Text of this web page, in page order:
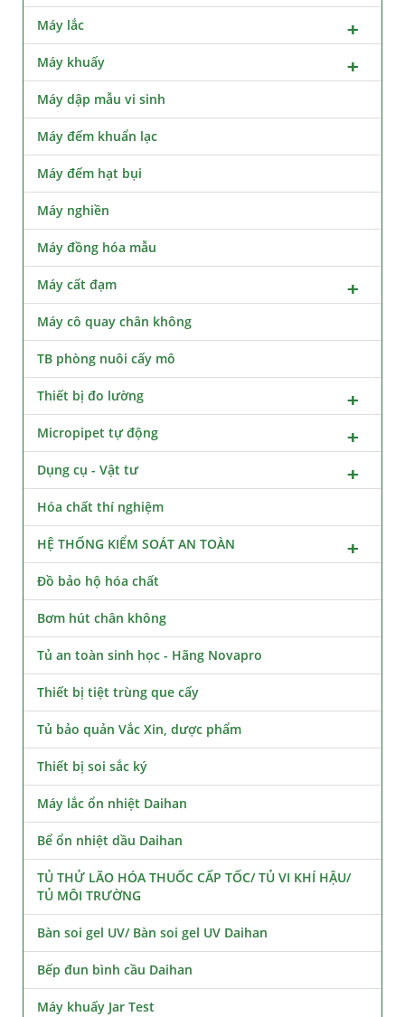
Máy lắc
Máy khuấy
Máy dập mẫu vi sinh
Máy đếm khuẩn lạc
Máy đếm hạt bụi
Máy nghiền
Máy đồng hóa mẫu
Máy cất đạm
Máy cô quay chân không
TB phòng nuôi cấy mô
Thiết bị đo lường
Micropipet tự động
Dụng cụ - Vật tư
Hóa chất thí nghiệm
HỆ THỐNG KIỂM SOÁT AN TOÀN
Đồ bảo hộ hóa chất
Bơm hút chân không
Tủ an toàn sinh học - Hãng Novapro
Thiết bị tiệt trùng que cấy
Tủ bảo quản Vắc Xin, dược phẩm
Thiết bị soi sắc ký
Máy lắc ổn nhiệt Daihan
Bể ổn nhiệt dầu Daihan
TỦ THỬ LÃO HÓA THUỐC CẤP TỐC/ TỦ VI KHÍ HẬU/
TỦ MÔI TRƯỜNG
Bàn soi gel UV/ Bàn soi gel UV Daihan
Bếp đun bình cầu Daihan
Máy khuấy Jar Test